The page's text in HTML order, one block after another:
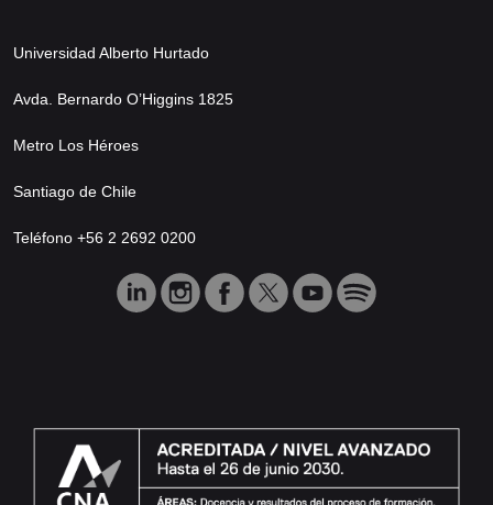
Universidad Alberto Hurtado
Avda. Bernardo O’Higgins 1825
Metro Los Héroes
Santiago de Chile
Teléfono +56 2 2692 0200